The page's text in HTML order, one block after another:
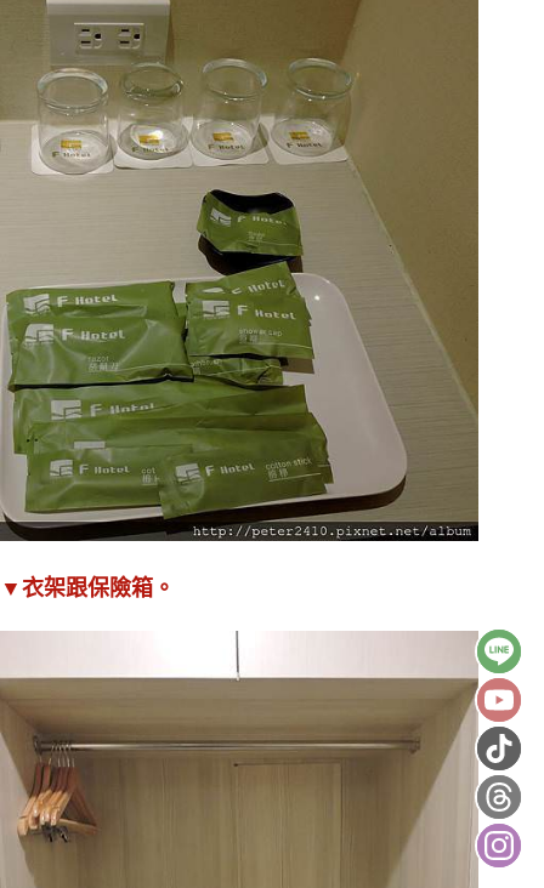
▼衣架跟保險箱。